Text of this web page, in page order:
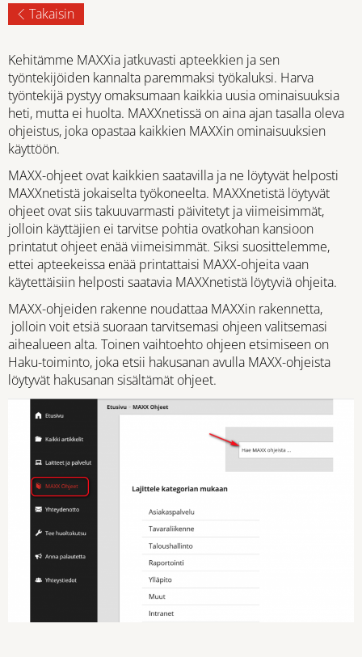
Takaisin
Kehitämme MAXXia jatkuvasti apteekkien ja sen
työntekijöiden kannalta paremmaksi työkaluksi. Harva
työntekijä pystyy omaksumaan kaikkia uusia ominaisuuksia
heti, mutta ei huolta. MAXXnetissä on aina ajan tasalla oleva
ohjeistus, joka opastaa kaikkien MAXXin ominaisuuksien
käyttöön.
MAXX-ohjeet ovat kaikkien saatavilla ja ne löytyvät helposti
MAXXnetistä jokaiselta työkoneelta. MAXXnetistä löytyvät
ohjeet ovat siis takuuvarmasti päivitetyt ja viimeisimmät,
jolloin käyttäjien ei tarvitse pohtia ovatkohan kansioon
printatut ohjeet enää viimeisimmät. Siksi suosittelemme,
ettei apteekeissa enää printattaisi MAXX-ohjeita vaan
käytettäisiin helposti saatavia MAXXnetistä löytyviä ohjeita.
MAXX-ohjeiden rakenne noudattaa MAXXin rakennetta,
jolloin voit etsiä suoraan tarvitsemasi ohjeen valitsemasi
aihealueen alta. Toinen vaihtoehto ohjeen etsimiseen on
Haku-toiminto, joka etsii hakusanan avulla MAXX-ohjeista
löytyvät hakusanan sisältämät ohjeet.